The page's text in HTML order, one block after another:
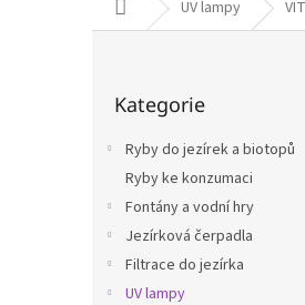
Domů UV lampy
kategorie
Kategorie
Ryby do jezírek a biotopů
Ryby ke konzumaci
Fontány a vodní hry
Jezírková čerpadla
Filtrace do jezírka
UV lampy